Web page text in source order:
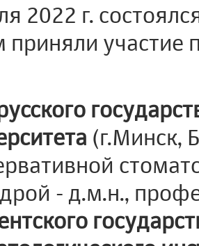
2022 г.
приняли участие
(г.Минск,
- д.м.н.,